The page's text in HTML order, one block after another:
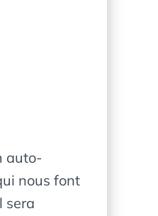
auto-
nous font
sera